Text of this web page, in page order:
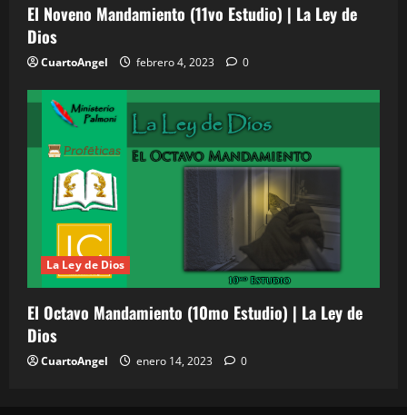
El Noveno Mandamiento (11vo Estudio) | La Ley de
Dios
CuartoAngel febrero 4, 2023 0
La Ley de Dios
El Octavo Mandamiento (10mo Estudio) | La Ley de
Dios
CuartoAngel enero 14, 2023 0